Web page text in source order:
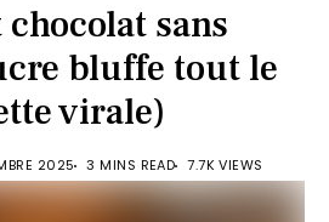
sans
bluffe tout le
virale)
2025 3 MINS READ 7.7K VIEWS